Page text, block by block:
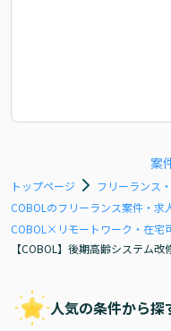
案
トップページ
フリーランス
COBOLのフリーランス案件・求
COBOL×リモートワーク・在宅
【COBOL】後期高齢システム改
人気の条件から探